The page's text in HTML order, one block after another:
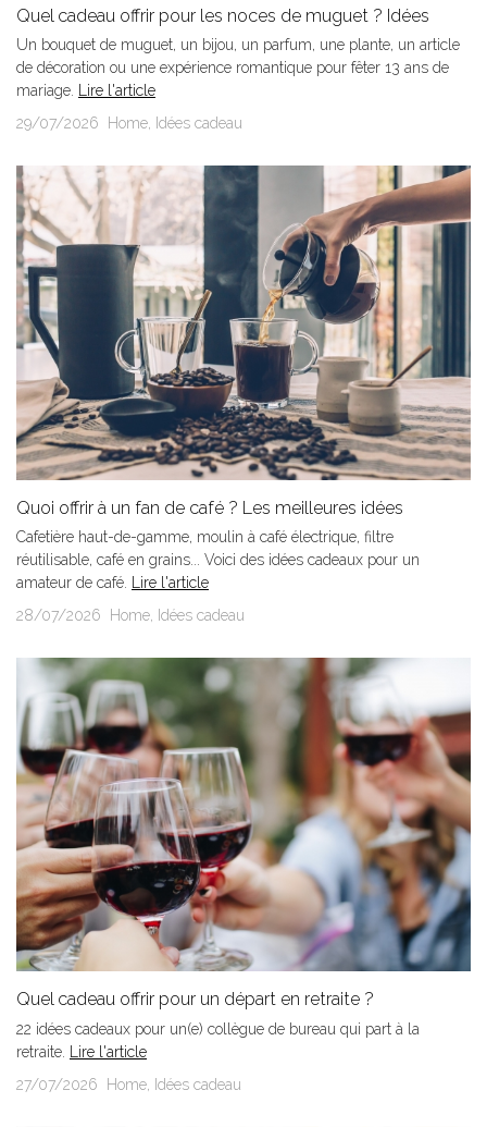
Quel cadeau offrir pour les noces de muguet ? Idées
originales et...
Un bouquet de muguet, un bijou, un parfum, une plante, un article
de décoration ou une expérience romantique pour fêter 13 ans de
mariage. Lire l'article
29/07/2026
Home, Idées cadeau
Quoi offrir à un fan de café ? Les meilleures idées
cadeaux pour...
Cafetière haut-de-gamme, moulin à café électrique, filtre
réutilisable, café en grains... Voici des idées cadeaux pour un
amateur de café.
Lire l'article
28/07/2026
Home Idées cadeau
Quel cadeau offrir pour un départ en retraite ?
22 idées cadeaux pour un(e) collègue de bureau qui part à la
retraite.
Lire l'article
27/07/2026
Home Idées cadeau